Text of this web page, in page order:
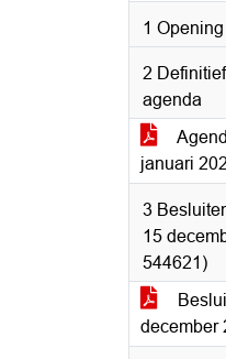
1
2
agenda
januari
3
15
544621)
december